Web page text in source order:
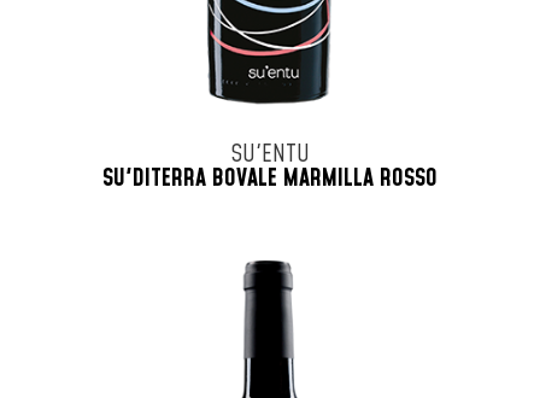
SU'ENTU
SU'DITERRA BOVALE MARMILLA ROSSO